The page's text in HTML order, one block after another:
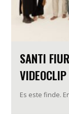
SANTI
Es este finde.